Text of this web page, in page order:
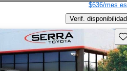
$636/mes
Verif. disponibilidad